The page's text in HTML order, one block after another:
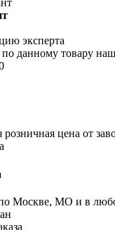
эксперта
по данному товару
цена от
Москве, МО и в